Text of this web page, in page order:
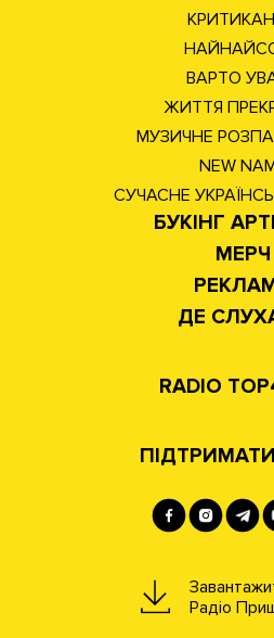
ВАРТО
ЖИТТЯ
МУЗИЧНЕ
NEW
СУЧАСНЕ
БУКІНГ
МЕРЧ
ДЕ
RADIO
Радіо